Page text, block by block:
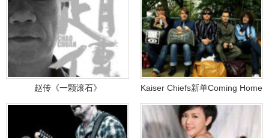
赵传《一颗滚石》 Kaiser Chiefs新单Coming Home